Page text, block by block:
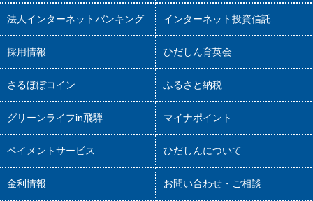
法人インターネットバンキング インターネット投資信託
採用情報 ひだしん育英会
さるぼぼコイン ふるさと納税
グリーンライフin飛騨 マイナポイント
ペイメントサービス ひだしんについて
金利情報 お問い合わせ・ご相談